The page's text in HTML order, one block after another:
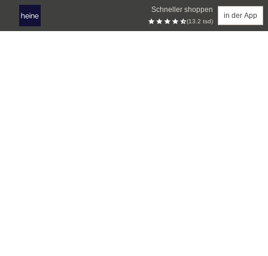
Schneller shoppen
(13.2 tsd)
in der App